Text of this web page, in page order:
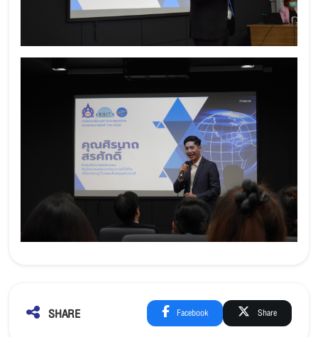
SHARE Facebook Share